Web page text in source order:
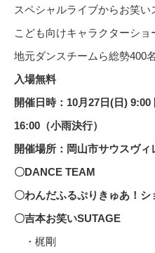
スペシャルライブからお笑い
こども向けキャラクターショ
地元ダンスチームら総勢400
入場無料
開催日時：10月27日(日)
16:00（小雨決行）
開催場所：岡山市サウスヴィ
〇DANCE TEAM
〇わんだふるぷりきゅあ！シ
〇吉本お笑いSUTAGE
・梶剛